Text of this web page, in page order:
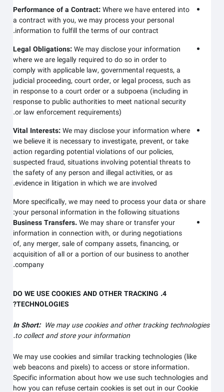
Performance of a Contract:Where we have entered into
a contract with you, we may process your personal
information to fulfill the terms of our contract.
Legal Obligations:We may disclose your information
where we are legally required to do so in order to
comply with applicable law, governmental requests, a
judicial proceeding, court order, or legal process, such as
in response to a court order or a subpoena (including in
response to public authorities to meet national security
or law enforcement requirements).
Vital Interests:We may disclose your information where
we believe it is necessary to investigate, prevent, or take
action regarding potential violations of our policies,
suspected fraud, situations involving potential threats to
the safety of any person and illegal activities, or as
evidence in litigation in which we are involved.
More specifically, we may need to process your data or share
your personal information in the following situations:
Business Transfers.We may share or transfer your
information in connection with, or during negotiations
of, any merger, sale of company assets, financing, or
acquisition of all or a portion of our business to another
company.
4. DO WE USE COOKIES AND OTHER TRACKING
TECHNOLOGIES?
In Short:We may use cookies and other tracking technologies
to collect and store your information.
We may use cookies and similar tracking technologies (like
web beacons and pixels) to access or store information.
Specific information about how we use such technologies and
how you can refuse certain cookies is set out in our Cookie